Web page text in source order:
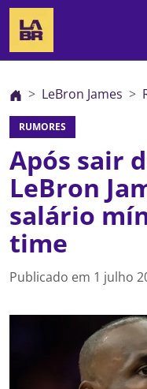
LeBron James
RUMORES
Após sair
LeBron
salário
time
Publicado em 1 julho